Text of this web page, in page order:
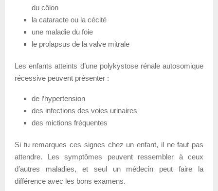
du côlon
la cataracte ou la cécité
une maladie du foie
le prolapsus de la valve mitrale
Les enfants atteints d’une polykystose rénale autosomique
récessive peuvent présenter :
de l’hypertension
des infections des voies urinaires
des mictions fréquentes
Si tu remarques ces signes chez un enfant, il ne faut pas
attendre. Les symptômes peuvent ressembler à ceux
d’autres maladies, et seul un médecin peut faire la
différence avec les bons examens.